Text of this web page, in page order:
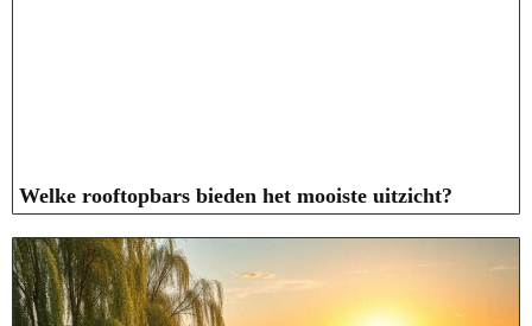
Welke rooftopbars bieden het mooiste uitzicht?